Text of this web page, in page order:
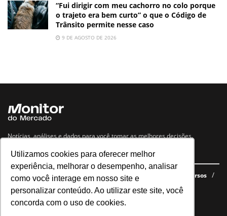
Utilizamos cookies para oferecer melhor
experiência, melhorar o desempenho, analisar
como você interage em nosso site e
personalizar conteúdo. Ao utilizar este site, você
concorda com o uso de cookies.
“Fui dirigir com meu cachorro no colo porque
o trajeto era bem curto” o que o Código de
Trânsito permite nesse caso
9 DE AGOSTO DE 2026
Notícias, análises e dados para você tomar as melhores decisões.
Navegue no site
Últimas notícias Quem somos E-books gratuitos
Cursos
Política de privacidade